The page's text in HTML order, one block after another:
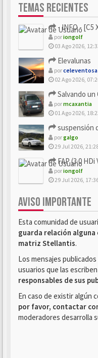
TEMAS RECIENTES
- INFO - [C5
poriongolf
03 Ago 2026,
Elevalunas
porceleventosa
02 Ago 2026,
Salvando un
pormcaxantia
01 Ago 2026,
suspensión
porgalgo
29 Jul 2026,
FAP (3.0 HDi
poriongolf
29 Jul 2026,
AVISO IMPORTANTE
Esta comunidad de
guarda relación alguna
matriz Stellantis.
Los mensajes
usuarios que las
responsables de sus
En caso de existir algún
por favor, contactar
moderadores desarrolla